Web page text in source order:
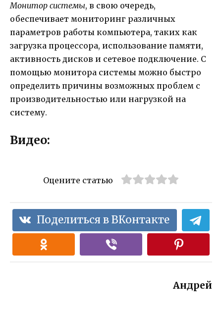
Монитор системы, в свою очередь,
обеспечивает мониторинг различных
параметров работы компьютера, таких как
загрузка процессора, использование памяти,
активность дисков и сетевое подключение. С
помощью монитора системы можно быстро
определить причины возможных проблем с
производительностью или нагрузкой на
систему.
Видео:
Оцените статью
Поделиться в ВКонтакте
Андрей